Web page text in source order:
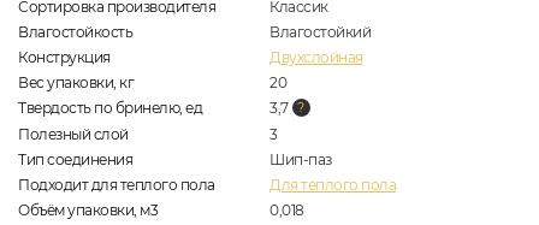
Сортировка производителя
Классик
Влагостойкость
Влагостойкий
Конструкция
Двухслойная
Вес упаковки, кг
20
Твердость по бринелю, ед
3,7
Полезный слой
3
Тип соединения
Шип-паз
Подходит для теплого пола
Для теплого пола
Объём упаковки, м3
0,018